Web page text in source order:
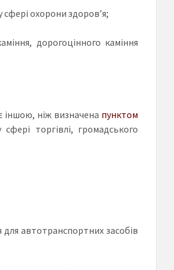
сфері охорони здоров’я;
дорогоцінного каміння
іншою, ніж визначена пунктом
торгівлі, громадського
автотранспортних засобів